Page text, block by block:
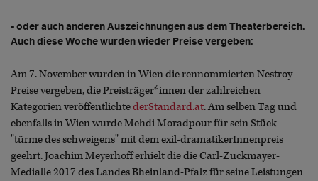
- oder auch anderen Auszeichnungen aus dem Theaterbereich.
Auch diese Woche wurden wieder Preise vergeben:
Am 7. November wurden in Wien die rennommierten Nestroy-
Preise vergeben, die Preisträger*innen der zahlreichen
Kategorien veröffentlichtederStandard.at. Am selben Tag und
ebenfalls in Wien wurde Mehdi Moradpour für sein Stück
"türme des schweigens" mit dem exil-dramatikerInnenpreis
geehrt. Joachim Meyerhoff erhielt die die Carl-Zuckmayer-
Medialle 2017 des Landes Rheinland-Pfalz für seine Leistungen